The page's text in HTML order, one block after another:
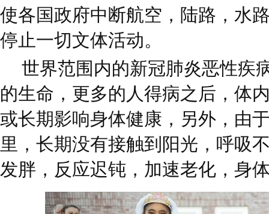
使各国政府中断航空，陆路，水
停止一切文体活动。
世界范围内的新冠肺炎恶性疾
的生命，更多的人得病之后，体
或长期影响身体健康，另外，由
里，长期没有接触到阳光，呼吸
发胖，反应迟钝，加速老化，身